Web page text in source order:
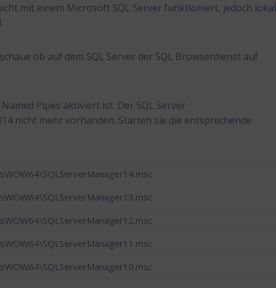
mit einem Microsoft SQL Server funktioniert, jedoch lokal
ob auf dem SQL Server der SQL Browserdienst auf
Pipes aktiviert ist. Der SQL Server
nicht mehr vorhanden. Starten sie die entsprechende